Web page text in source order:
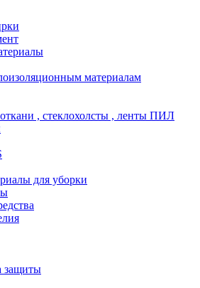
материалам
, стеклохолсты , ленты ПИЛ
для уборки
защиты